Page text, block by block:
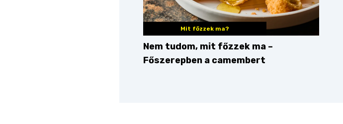
Mit főzzek ma?
Nem tudom, mit főzzek ma –
Főszerepben a camembert